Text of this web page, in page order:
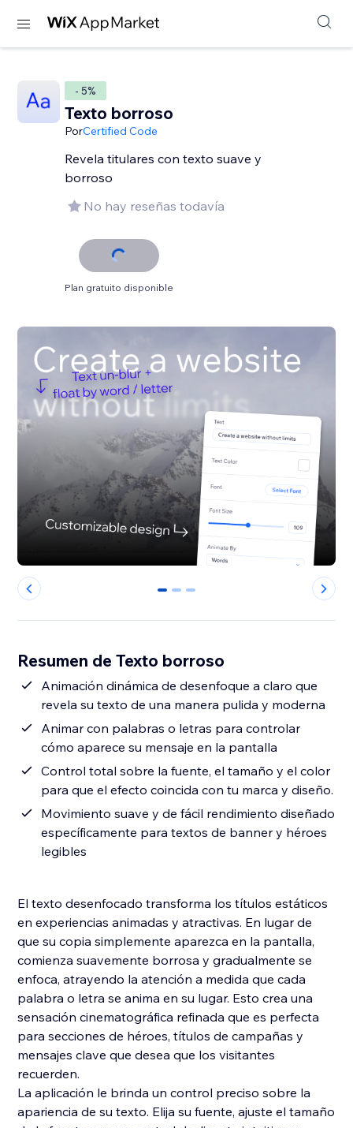
- 5%
Texto borroso
PorCertified Code
Revela titulares con texto suave y
borroso
No hay reseñas todavía
Plan gratuito disponible
0 1 2
Resumen de Texto borroso
Animación dinámica de desenfoque a claro que
revela su texto de una manera pulida y moderna
Animar con palabras o letras para controlar
cómo aparece su mensaje en la pantalla
Control total sobre la fuente, el tamaño y el color
para que el efecto coincida con tu marca y diseño.
Movimiento suave y de fácil rendimiento diseñado
específicamente para textos de banner y héroes
legibles
El texto desenfocado transforma los títulos estáticos
en experiencias animadas y atractivas. En lugar de
que su copia simplemente aparezca en la pantalla,
comienza suavemente borrosa y gradualmente se
enfoca, atrayendo la atención a medida que cada
palabra o letra se anima en su lugar. Esto crea una
sensación cinematográfica refinada que es perfecta
para secciones de héroes, títulos de campañas y
mensajes clave que desea que los visitantes
recuerden.
La aplicación le brinda un control preciso sobre la
apariencia de su texto. Elija su fuente, ajuste el tamaño